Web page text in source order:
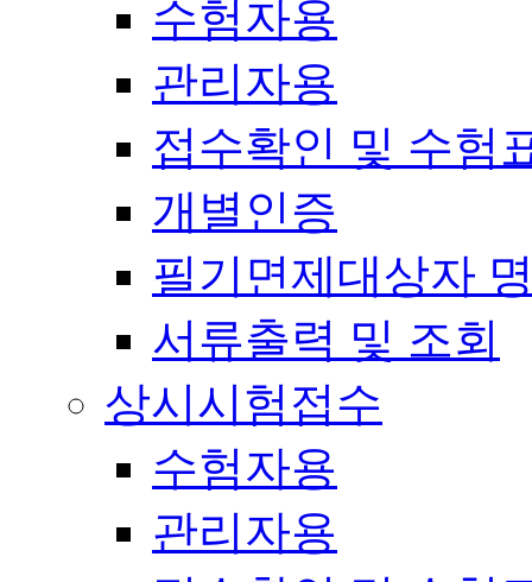
수험자용
관리자용
접수확인 및 수험
개별인증
필기면제대상자
서류출력 및 조회
상시시험접수
수험자용
관리자용